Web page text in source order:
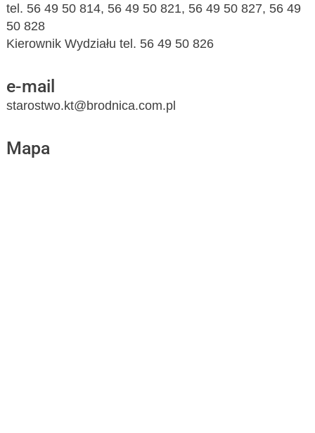
tel. 56 49 50 814, 56 49 50 821, 56 49 50 827, 56 49
50 828
Kierownik Wydziału tel. 56 49 50 826
e-mail
starostwo.kt@brodnica.com.pl
Mapa